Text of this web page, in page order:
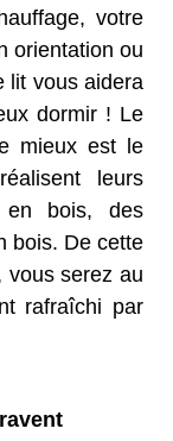
votre
orientation ou
lit vous aidera
dormir ! Le
mieux est le
leurs
bois, des
bois. De cette
vous serez au
rafraîchi par